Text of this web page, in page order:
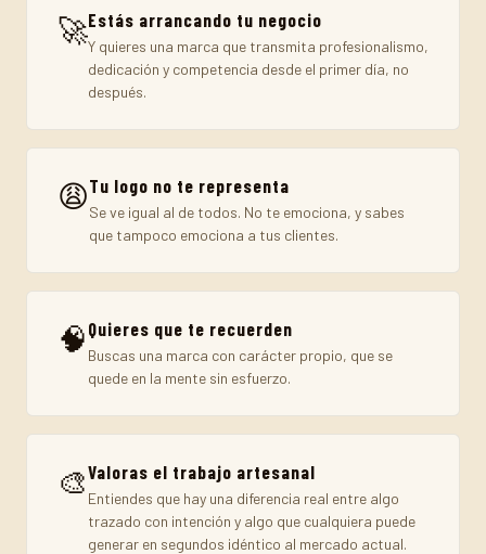
🚀Estás arrancando tu negocio
Y quieres una marca que transmita profesionalismo,
dedicación y competencia desde el primer día, no
después.
😩Tu logo no te representa
Se ve igual al de todos. No te emociona, y sabes
que tampoco emociona a tus clientes.
🧠 Quieres que te recuerden
Buscas una marca con carácter propio, que se
quede en la mente sin esfuerzo.
🎨Valoras el trabajo artesanal
Entiendes que hay una diferencia real entre algo
trazado con intención y algo que cualquiera puede
generar en segundos idéntico al mercado actual.